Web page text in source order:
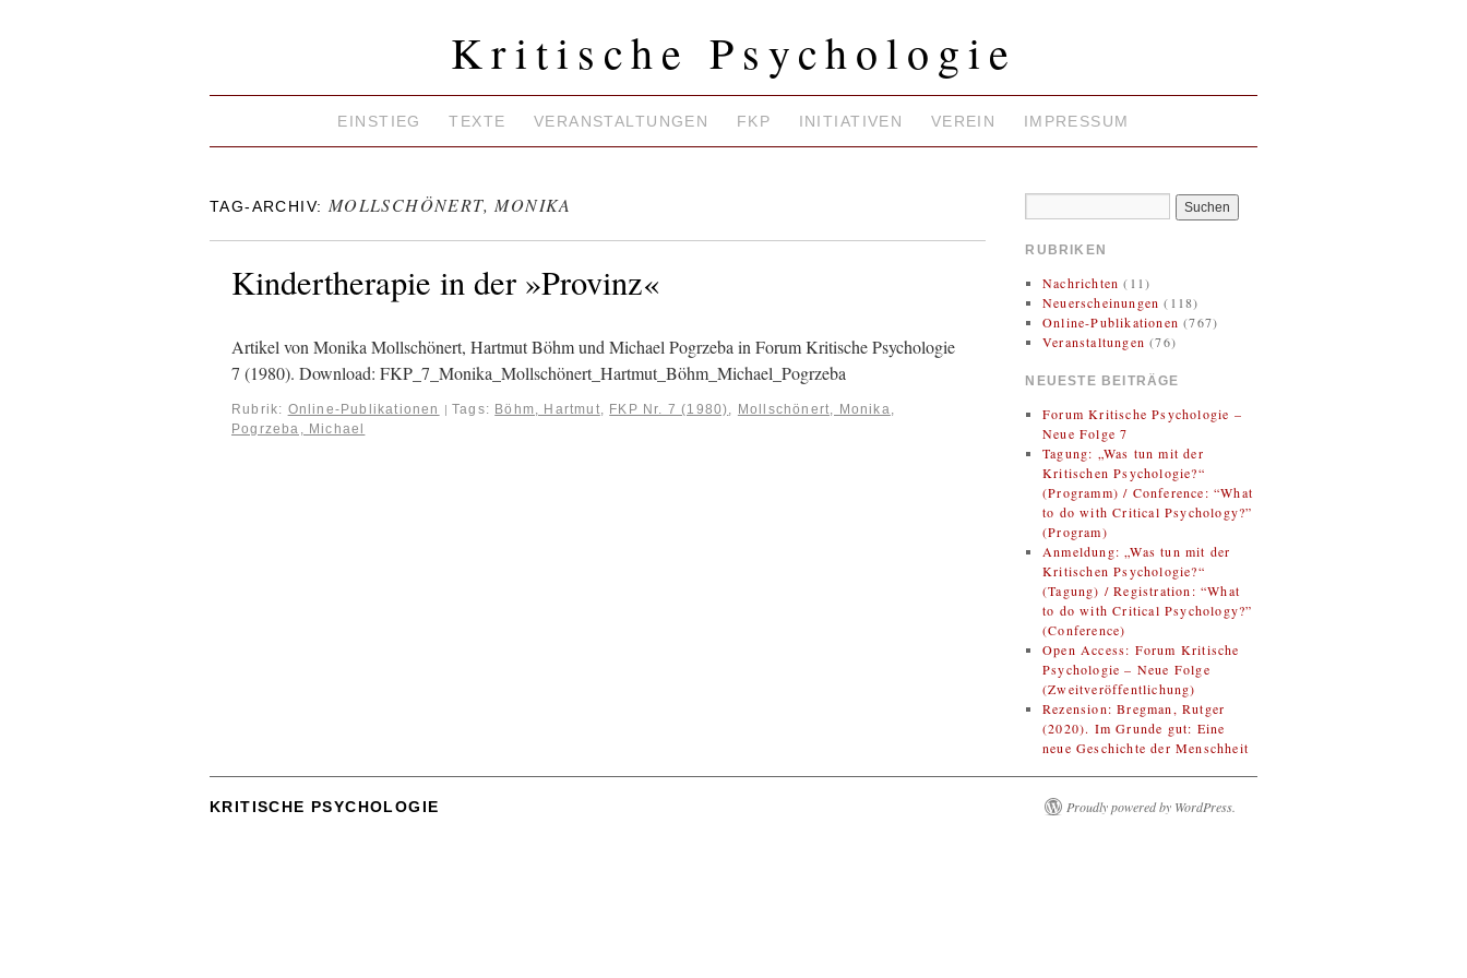
Kritische Psychologie
EINSTIEG TEXTE VERANSTALTUNGEN FKP INITIATIVEN VEREIN IMPRESSUM
TAG-ARCHIV: MOLLSCHÖNERT, MONIKA
Kindertherapie in der »Provinz«
Artikel von Monika Mollschönert, Hartmut Böhm und Michael Pogrzeba in Forum Kritische Psychologie
7 (1980). Download: FKP_7_Monika_Mollschönert_Hartmut_Böhm_Michael_Pogrzeba
Rubrik: Online-Publikationen | Tags: Böhm, Hartmut, FKP Nr. 7 (1980), Mollschönert, Monika,
Pogrzeba, Michael
RUBRIKEN
Nachrichten (11)
Neuerscheinungen (118)
Online-Publikationen (767)
Veranstaltungen (76)
NEUESTE BEITRÄGE
Forum Kritische Psychologie –
Neue Folge 7
Tagung: „Was tun mit der
Kritischen Psychologie?“
(Programm) / Conference: “What
to do with Critical Psychology?”
(Program)
Anmeldung: „Was tun mit der
Kritischen Psychologie?“
(Tagung) / Registration: “What
to do with Critical Psychology?”
(Conference)
Open Access: Forum Kritische
Psychologie – Neue Folge
(Zweitveröffentlichung)
Rezension: Bregman, Rutger
(2020). Im Grunde gut: Eine
neue Geschichte der Menschheit
KRITISCHE PSYCHOLOGIE Proudly powered by WordPress.